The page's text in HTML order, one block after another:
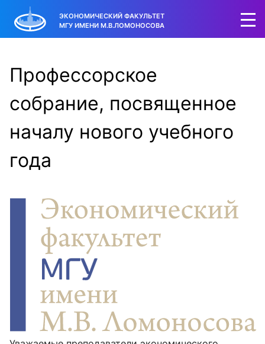
ЭКОНОМИЧЕСКИЙ ФАКУЛЬТЕТ
МГУ ИМЕНИ М.В.ЛОМОНОСОВА
Профессорское
собрание, посвященное
началу нового учебного
года